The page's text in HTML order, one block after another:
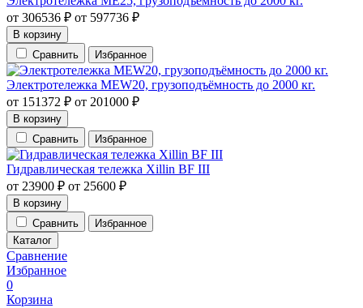
от 306536 ₽ от 597736 ₽
В корзину
Сравнить
Избранное
Электротележка MEW20, грузоподъёмность до 2000 кг.
от 151372 ₽ от 201000 ₽
В корзину
Сравнить
Избранное
Гидравлическая тележка Xillin ВF III
от 23900 ₽ от 25600 ₽
В корзину
Сравнить
Избранное
Каталог
Сравнение
Избранное
0
Корзина